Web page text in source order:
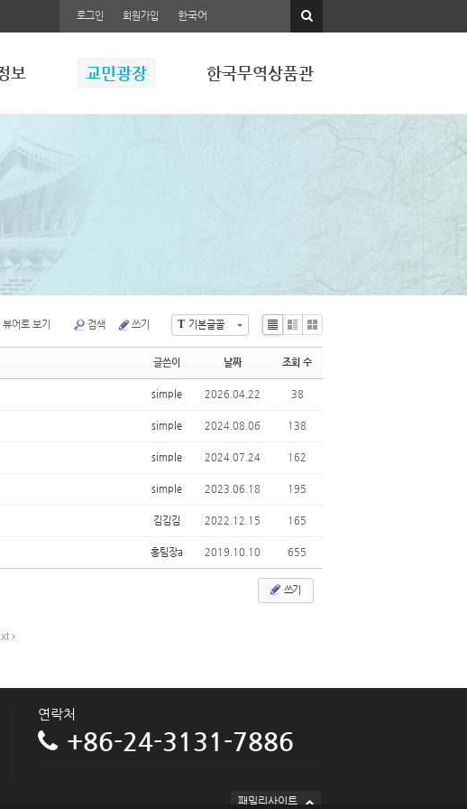
로그인 회원가입 한국어
보 교민광장 한국무역상품관
T 기본글꼴
어로 보기 검색 쓰기
Li
Zi
G
le
글쓴이 날짜 조회 수
simple 2026.04.22 38
simple 2024.08.06 138
simple 2024.07.24 162
simple 2023.06.18 195
김김김 2022.12.15 165
홍팀장a 2019.10.10 655
쓰기
연락처
+86-24-3131-7886
패밀리사이트